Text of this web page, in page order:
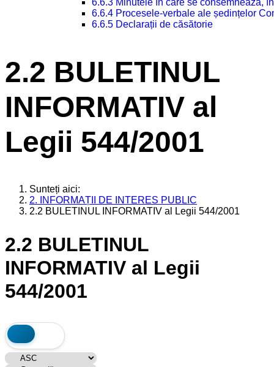
6.6.3 Minutele în care se consemnează,
6.6.4 Procesele-verbale ale ședințelor
6.6.5 Declarații de căsătorie
2.2 BULETINUL
INFORMATIV al
Legii 544/2001
Sunteți aici:
2. INFORMAȚII DE INTERES PUBLIC
2.2 BULETINUL INFORMATIV al Legii 544/2001
2.2 BULETINUL
INFORMATIV al Legii
544/2001